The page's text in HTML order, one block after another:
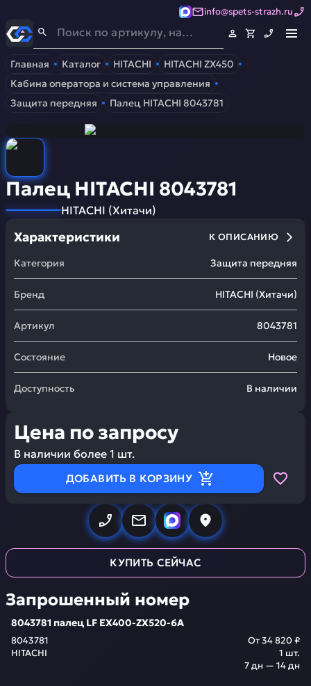
info@spets-strazh.ru
Спец-Страж- Запчасти для спецтехники
Главная Каталог HITACHI
HITACHI ZX450
Кабина оператора и система управления
Защита передняя
Палец HITACHI 8043781
Палец HITACHI 8043781
HITACHI (Хитачи)
Характеристики К ОПИСАНИЮ
Категория Защита передняя
Бренд HITACHI (Хитачи)
Артикул 8043781
Состояние Новое
Доступность В наличии
Цена по запросу
В наличии более 1 шт.
ДОБАВИТЬ В КОРЗИНУ
КУПИТЬ СЕЙЧАС
Запрошенный номер
8043781
HITACHI
8043781 палец LF EX400-ZX520-6A
1 шт.
От34 820 ₽
7 дн — 14 дн